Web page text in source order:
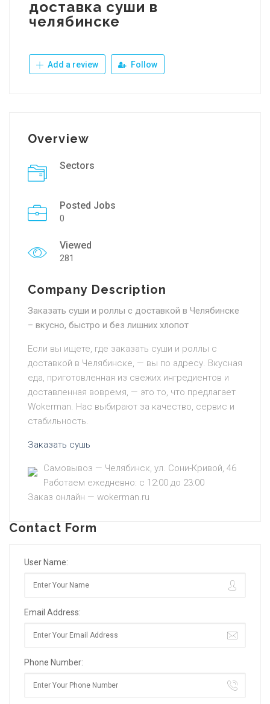
доставка суши в
челябинске
Add a review Follow
Overview
Sectors
Posted Jobs
0
Viewed
281
Company Description
Заказать суши и роллы с доставкой в Челябинске
– вкусно, быстро и без лишних хлопот
Если вы ищете, где заказать суши и роллы с
доставкой в Челябинске, — вы по адресу. Вкусная
еда, приготовленная из свежих ингредиентов и
доставленная вовремя, — это то, что предлагает
Wokerman. Нас выбирают за качество, сервис и
стабильность.
Заказать сушь
Самовывоз — Челябинск, ул. Сони-Кривой, 46
Работаем ежедневно: с 12:00 до 23:00
Заказ онлайн — wokerman.ru
Contact Form
User Name:
Email Address:
Phone Number: